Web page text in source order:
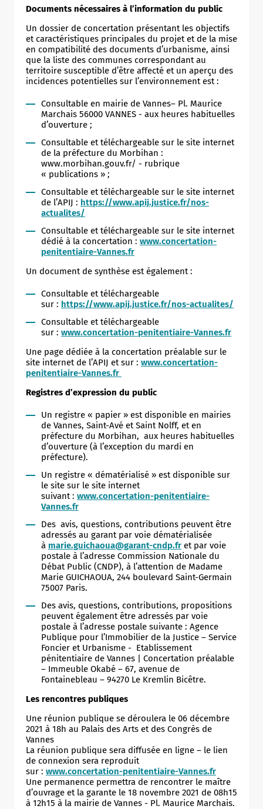
Documents nécessaires à l’information du public
Un dossier de concertation présentant les objectifs
et caractéristiques principales du projet et de la mise
en compatibilité des documents d’urbanisme, ainsi
que la liste des communes correspondant au
territoire susceptible d’être affecté et un aperçu des
incidences potentielles sur l’environnement est :
Consultable en mairie de Vannes– Pl. Maurice
Marchais 56000 VANNES - aux heures habituelles
d’ouverture ;
Consultable et téléchargeable sur le site internet
de la préfecture du Morbihan :
www.morbihan.gouv.fr/ - rubrique
« publications » ;
Consultable et téléchargeable sur le site internet
de l’APIJ : https://www.apij.justice.fr/nos-
actualites/
Consultable et téléchargeable sur le site internet
dédié à la concertation : www.concertation-
penitentiaire-Vannes.fr
Un document de synthèse est également :
Consultable et téléchargeable
sur : https://www.apij.justice.fr/nos-actualites/
Consultable et téléchargeable
sur : www.concertation-penitentiaire-Vannes.fr
Une page dédiée à la concertation préalable sur le
site internet de l’APIJ et sur : www.concertation-
penitentiaire-Vannes.fr
Registres d’expression du public
Un registre « papier » est disponible en mairies
de Vannes, Saint-Avé et Saint Nolff, et en
préfecture du Morbihan, aux heures habituelles
d’ouverture (à l’exception du mardi en
préfecture).
Un registre « dématérialisé » est disponible sur
le site sur le site internet
suivant : www.concertation-penitentiaire-
Vannes.fr
Des avis, questions, contributions peuvent être
adressés au garant par voie dématérialisée
à marie.guichaoua@garant-cndp.fr et par voie
postale à l’adresse Commission Nationale du
Débat Public (CNDP), à l’attention de Madame
Marie GUICHAOUA, 244 boulevard Saint-Germain
75007 Paris.
Des avis, questions, contributions, propositions
peuvent également être adressés par voie
postale à l’adresse postale suivante : Agence
Publique pour l’Immobilier de la Justice – Service
Foncier et Urbanisme - Etablissement
pénitentiaire de Vannes | Concertation préalable
– Immeuble Okabé – 67, avenue de
Fontainebleau – 94270 Le Kremlin Bicêtre.
Les rencontres publiques
Une réunion publique se déroulera le 06 décembre
2021 à 18h au Palais des Arts et des Congrès de
Vannes
La réunion publique sera diffusée en ligne – le lien
de connexion sera reproduit
sur : www.concertation-penitentiaire-Vannes.fr
Une permanence permettra de rencontrer le maître
d’ouvrage et la garante le 18 novembre 2021 de 08h15
à 12h15 à la mairie de Vannes - Pl. Maurice Marchais.
ShareThis is disabled. Allow